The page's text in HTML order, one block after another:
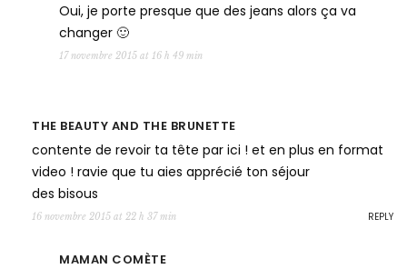
Oui, je porte presque que des jeans alors ça va
changer 🙂
17 novembre 2015 at 16 h 49 min
THE BEAUTY AND THE BRUNETTE
contente de revoir ta tête par ici ! et en plus en format
video ! ravie que tu aies apprécié ton séjour
des bisous
16 novembre 2015 at 22 h 37 min REPLY
MAMAN COMÈTE